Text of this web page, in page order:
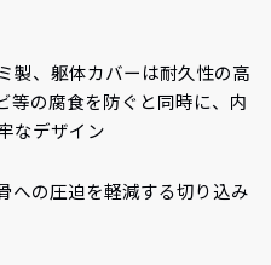
製、躯体カバーは耐久性の高
等の腐食を防ぐと同時に、内
なデザイン
への圧迫を軽減する切り込み